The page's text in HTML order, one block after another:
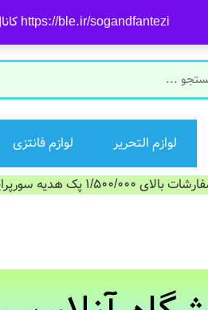
https://ble.ir/sogandfantezi کانال بله فروشگاه
لوازم التحریر لوازم فانتزی
1/500/000 پک هدیه سورپرایزی دارن;ارسال با پیک برای کرج